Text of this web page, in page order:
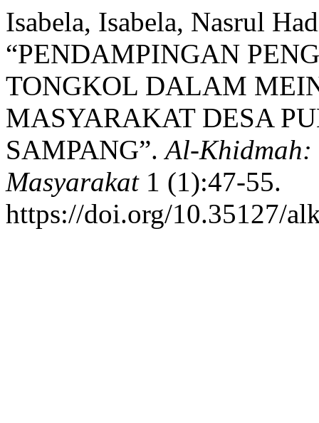
Isabela, Isabela, Nasrul
“PENDAMPINGAN
TONGKOL DALAM
MASYARAKAT DESA
SAMPANG”.Al-Khidmah:
Masyarakat1 (1):47-55.
https://doi.org/10.35127/